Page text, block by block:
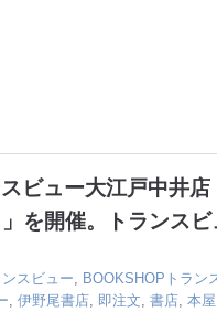
ビュー大江戸中井
」を開催。トランス
スビュー
BOOKSHOPトラン
伊野尾書店 即注文 書店 本屋